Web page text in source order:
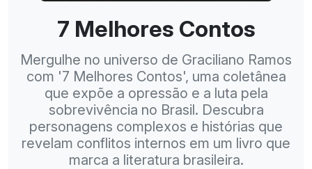
7 Melhores Contos
Mergulhe no universo de Graciliano Ramos
com '7 Melhores Contos', uma coletânea
que expõe a opressão e a luta pela
sobrevivência no Brasil. Descubra
personagens complexos e histórias que
revelam conflitos internos em um livro que
marca a literatura brasileira.